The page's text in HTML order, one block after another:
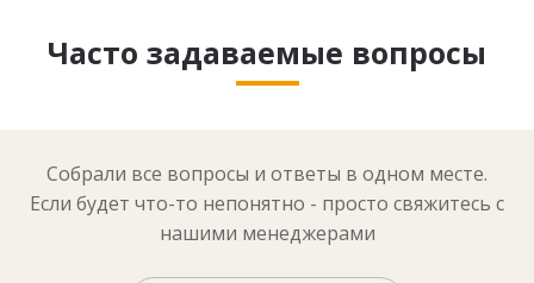
Часто задаваемые вопросы
Собрали все вопросы и ответы в одном месте.
Если будет что-то непонятно - просто свяжитесь с
нашими менеджерами